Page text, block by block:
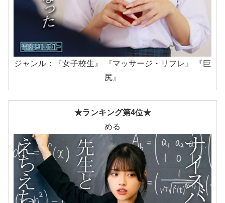
ジャンル：『女子校生』 『マッサージ・リフレ』 『巨
尻』
★ランキング第4位★
める